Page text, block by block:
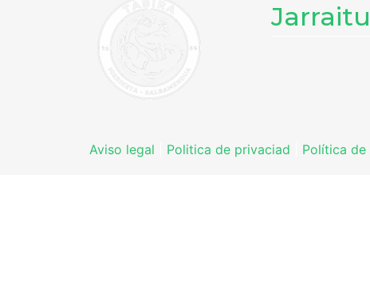
Aviso legal Politica de privaciad Política